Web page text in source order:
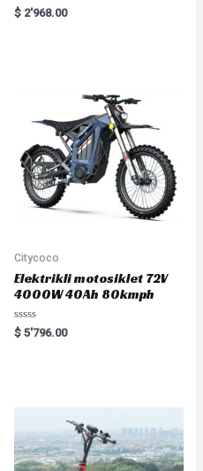
Rated
0
$ 2'968.00
Citycoco
Elektrikli motosiklet 72V
4000W 40Ah 80kmph
Rated
0
$ 5'796.00